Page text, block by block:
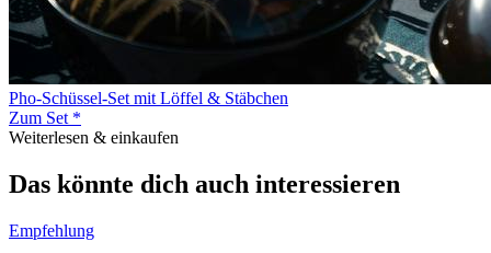
Pho-Schüssel-Set mit Löffel & Stäbchen
Zum Set *
Weiterlesen & einkaufen
Das könnte dich auch interessieren
Empfehlung